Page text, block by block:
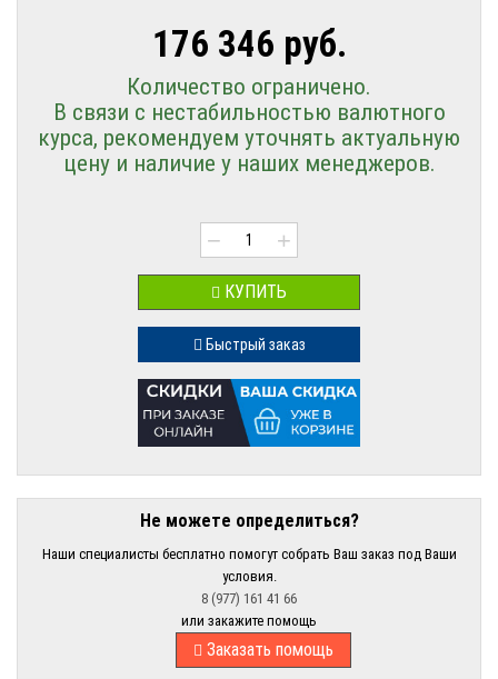
176 346 руб.
Количество ограничено.
В связи с нестабильностью валютного
курса, рекомендуем уточнять актуальную
цену и наличие у наших менеджеров.
− +
КУПИТЬ
Быстрый заказ
Не можете определиться?
Наши специалисты бесплатно помогут собрать Ваш заказ под Ваши
условия.
8 (977) 161 41 66
или закажите помощь
Заказать помощь